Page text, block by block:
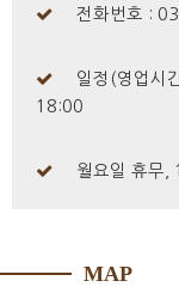
전화번호 :
일정(영업시
18:00
월요일 휴무,
MAP